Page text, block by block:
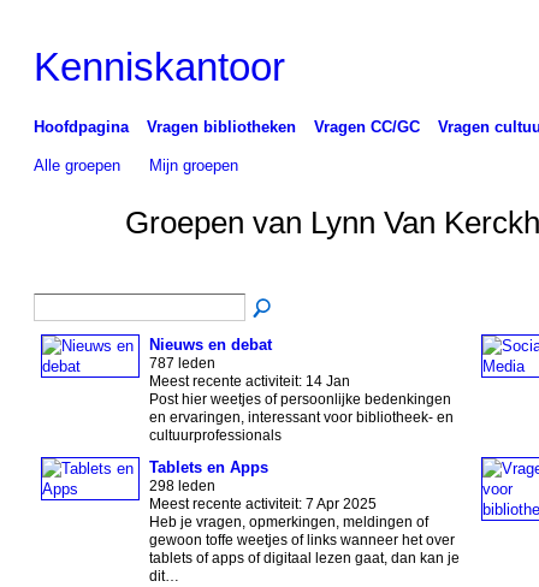
Kenniskantoor
Hoofdpagina Vragen bibliotheken Vragen CC/GC Vragen
Alle groepen Mijn groepen
Groepen van Lynn Van
Nieuws en debat
787 leden
Meest recente activiteit: 14 Jan
Post hier weetjes of persoonlijke bedenkingen
en ervaringen, interessant voor bibliotheek- en
cultuurprofessionals
Tablets en Apps
298 leden
Meest recente activiteit: 7 Apr 2025
Heb je vragen, opmerkingen, meldingen of
gewoon toffe weetjes of links wanneer het over
tablets of apps of digitaal lezen gaat, dan kan je
dit…